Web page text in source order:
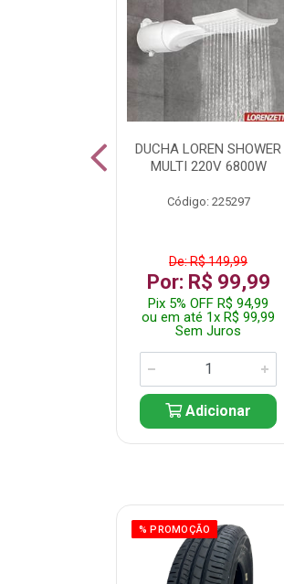
DUCHA LOREN SHOWER
MULTI 220V 6800W
Código: 225297
De: R$ 149,99
Por: R$ 99,99
Pix 5% OFF R$ 94,99
ou em até 1x R$ 99,99
Sem Juros
Adicionar
% PROMOÇÃO